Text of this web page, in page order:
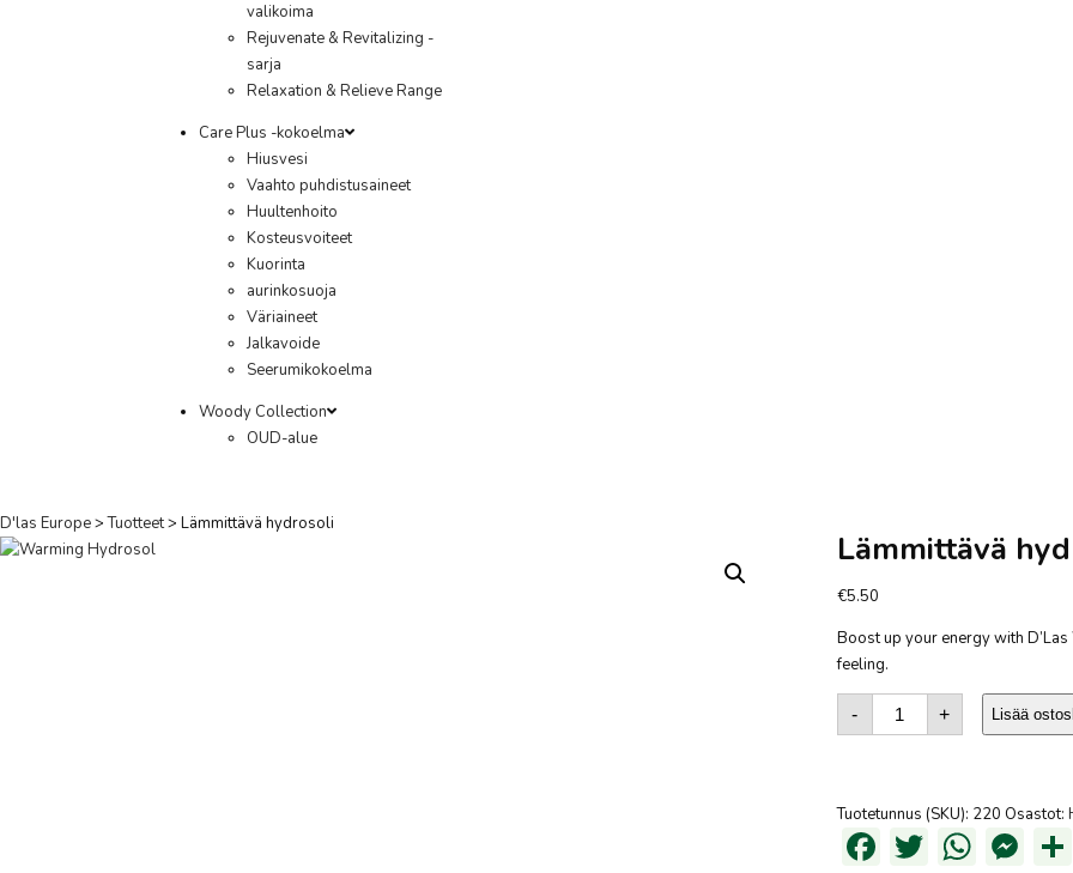
valikoima
Rejuvenate & Revitalizing -
sarja
Relaxation & Relieve Range
Care Plus -kokoelma
Hiusvesi
Vaahto puhdistusaineet
Huultenhoito
Kosteusvoiteet
Kuorinta
aurinkosuoja
Väriaineet
Jalkavoide
Seerumikokoelma
Woody Collection
OUD-alue
D'las Europe>Tuotteet> Lämmittävä hydrosoli
Lämmittävä
€5.50
Boost up your energy with
feeling.
-
Warming
Hydrosol
määrä
+ Lisää
Tuotetunnus (SKU): 220 Osastot:
Facebook
Twitter